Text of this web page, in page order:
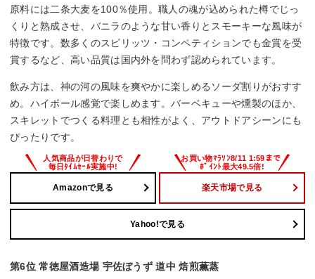
原料には二条大麦を100％使用。職人の魂が込められた樽でじっ
くりと熟成させ、バニラのような甘い香りとスモーキーな風味が
特徴です。数多くのスピリッツ・コンペティションでも金賞を受
賞するなど、高い品質は国内外を問わず認められています。
飲み方は、神の河の風味を爽やかに楽しめるソーダ割りがおすす
め。ハイボール感覚で楽しめます。バーベキューや燻製のほか、
スキレットでつくる料理とも相性がよく、アウトドアシーンにも
ぴったりです。
Amazonで見る 楽天市場で見る
Yahoo!で見る
第6位 常徳屋酒造場 宇佐ぼうず 道中 焙煎薫蒸